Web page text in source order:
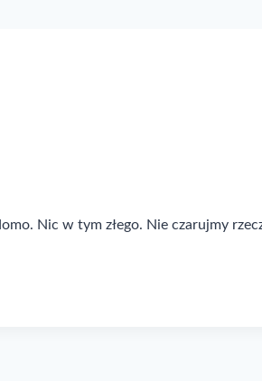
Nic w tym złego. Nie czarujmy